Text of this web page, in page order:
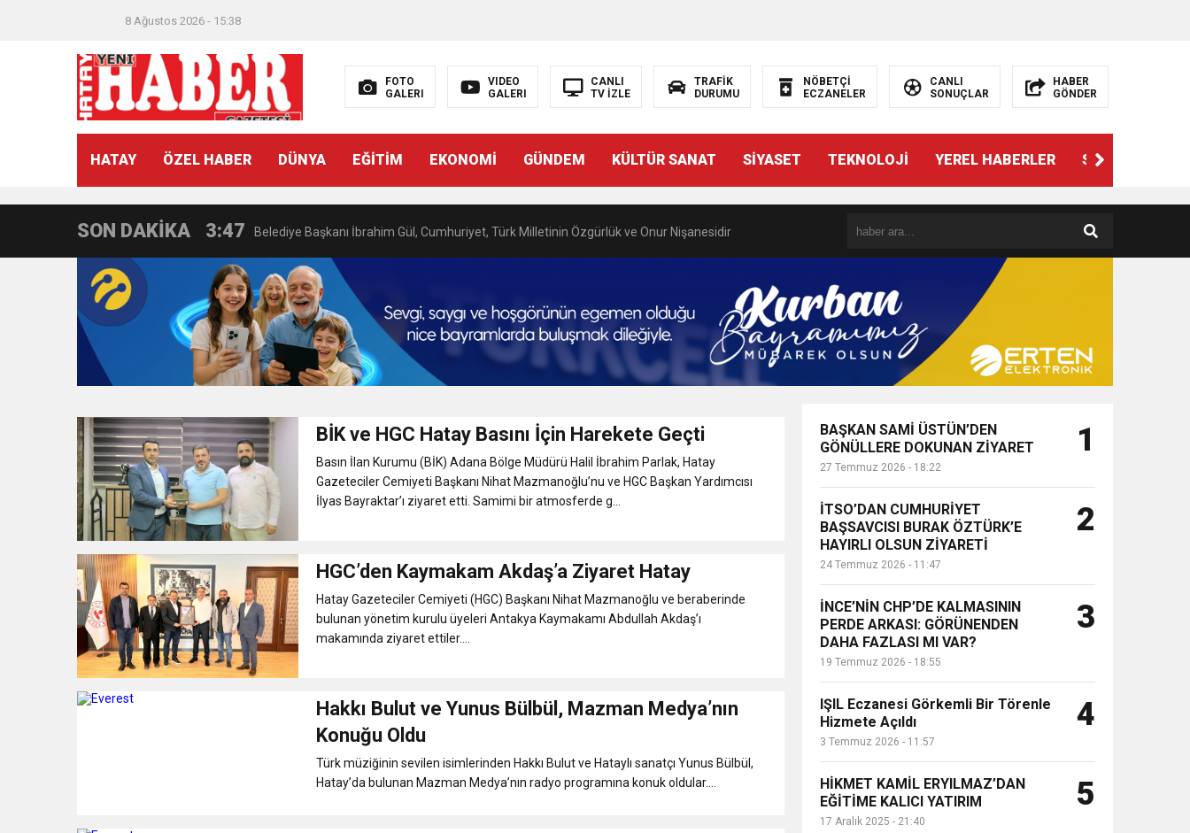
8 Ağustos 2026 - 15:38
FOTO
GALERI
VIDEO
GALERI
CANLI
TV İZLE
TRAFİK
DURUMU
NÖBETÇİ
ECZANELER
CANLI
SONUÇLAR
HABER
GÖNDER
HATAY ÖZEL HABER DÜNYA EĞİTİM EKONOMİ GÜNDEM KÜLTÜR SANAT SİYASET TEKNOLOJİ YEREL HABERLER SPOR
SON DAKİKA
11:47
18:55 İNCE’NİN CHP’DE KALMASININ PERDE ARKASI: GÖRÜNENDEN DAHA FAZLASI MI VAR?
11:57
3:47 Belediye Başkanı İbrahim Gül, Cumhuriyet, Türk Milletinin Özgürlük ve Onur Nişanesidir
6:19 HBB BAŞKANI ÖNTÜRK’ÜN CUMHURİYET BAYRAMI MESAJI
17:36 KURUMLAR VERGİSİ ERTELENDİ
1:00
21:40 CEYLANDERE’DE BAŞKAN EMRAH KARAÇAY’A SEVGİ SELİ
18:22 BAŞKAN SAMİ ÜSTÜN’DEN GÖNÜLLERE DOKUNAN ZİYARET
BİK ve HGC Hatay Basını İçin Harekete Geçti
Basın İlan Kurumu (BİK) Adana Bölge Müdürü Halil İbrahim Parlak, Hatay
Gazeteciler Cemiyeti Başkanı Nihat Mazmanoğlu’nu ve HGC Başkan Yardımcısı
İlyas Bayraktar’ı ziyaret etti. Samimi bir atmosferde g...
HGC’den Kaymakam Akdaş’a Ziyaret Hatay
Hatay Gazeteciler Cemiyeti (HGC) Başkanı Nihat Mazmanoğlu ve beraberinde
bulunan yönetim kurulu üyeleri Antakya Kaymakamı Abdullah Akdaş’ı
makamında ziyaret ettiler....
Hakkı Bulut ve Yunus Bülbül, Mazman Medya’nın
Konuğu Oldu
Türk müziğinin sevilen isimlerinden Hakkı Bulut ve Hataylı sanatçı Yunus Bülbül,
Hatay’da bulunan Mazman Medya’nın radyo programına konuk oldular....
BAŞKAN SAMİ ÜSTÜN’DEN
GÖNÜLLERE DOKUNAN ZİYARET
27 Temmuz 2026 - 18:22
1
İTSO’DAN CUMHURİYET
BAŞSAVCISI BURAK ÖZTÜRK’E
HAYIRLI OLSUN ZİYARETİ
24 Temmuz 2026 - 11:47
2
İNCE’NİN CHP’DE KALMASININ
PERDE ARKASI: GÖRÜNENDEN
DAHA FAZLASI MI VAR?
19 Temmuz 2026 - 18:55
3
IŞIL Eczanesi Görkemli Bir Törenle
Hizmete Açıldı
3 Temmuz 2026 - 11:57
4
HİKMET KAMİL ERYILMAZ’DAN
EĞİTİME KALICI YATIRIM
17 Aralık 2025 - 21:40
5